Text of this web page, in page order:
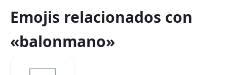
Emojis relacionados con
«balonmano»